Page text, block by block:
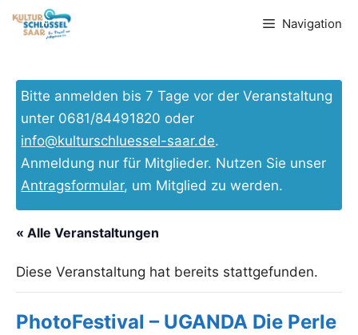
Inhalt
Navigation
Bitte anmelden bis 7 Tage vor der Veranstaltung
unter 0681/84491820 oder
info@kulturschluessel-saar.de.
Anmeldung nur für Mitglieder. Nutzen Sie unser
Antragsformular, um Mitglied zu werden.
« Alle Veranstaltungen
Diese Veranstaltung hat bereits stattgefunden.
PhotoFestival – UGANDA Die Perle